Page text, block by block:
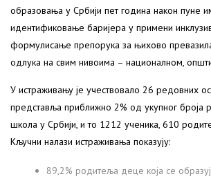
образовања у Србији пет година након пуне
идентификовање баријера у примени
формулисање препорука за њихово
одлука на свим нивоима – националном,
У истраживању је учествовало 26 редовних
представља приближно 2% од укупног броја
школа у Србији, и то 1212 ученика, 610
Кључни налази истраживања показују:
89,2% родитеља деце која се